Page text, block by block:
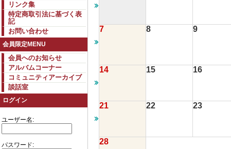
リンク集
特定商取引法に基づく表
記
お問い合わせ
会員限定MENU
会員へのお知らせ
アルバムコーナー
コミュニティアーカイブ
談話室
ログイン
ユーザー名:
パスワード:
7 8 9
14 15 16
21 22 23
28